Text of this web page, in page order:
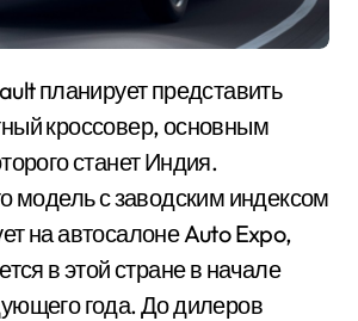
кроссовер, основным
станет Индия.
модель с заводским индексом
на автосалоне Auto Expo,
в этой стране в начале
года. До дилеров